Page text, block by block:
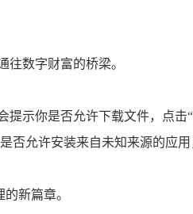
往数字财富的桥梁。
示你是否允许下载文件，点击
允许安装来自未知来源的应
新篇章。